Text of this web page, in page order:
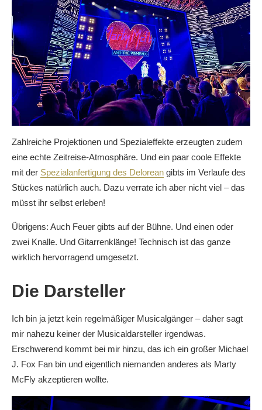
Zahlreiche Projektionen und Spezialeffekte erzeugten zudem
eine echte Zeitreise-Atmosphäre. Und ein paar coole Effekte
mit der Spezialanfertigung des Delorean gibts im Verlaufe des
Stückes natürlich auch. Dazu verrate ich aber nicht viel – das
müsst ihr selbst erleben!
Übrigens: Auch Feuer gibts auf der Bühne. Und einen oder
zwei Knalle. Und Gitarrenklänge! Technisch ist das ganze
wirklich hervorragend umgesetzt.
Die Darsteller
Ich bin ja jetzt kein regelmäßiger Musicalgänger – daher sagt
mir nahezu keiner der Musicaldarsteller irgendwas.
Erschwerend kommt bei mir hinzu, das ich ein großer Michael
J. Fox Fan bin und eigentlich niemanden anderes als Marty
McFly akzeptieren wollte.